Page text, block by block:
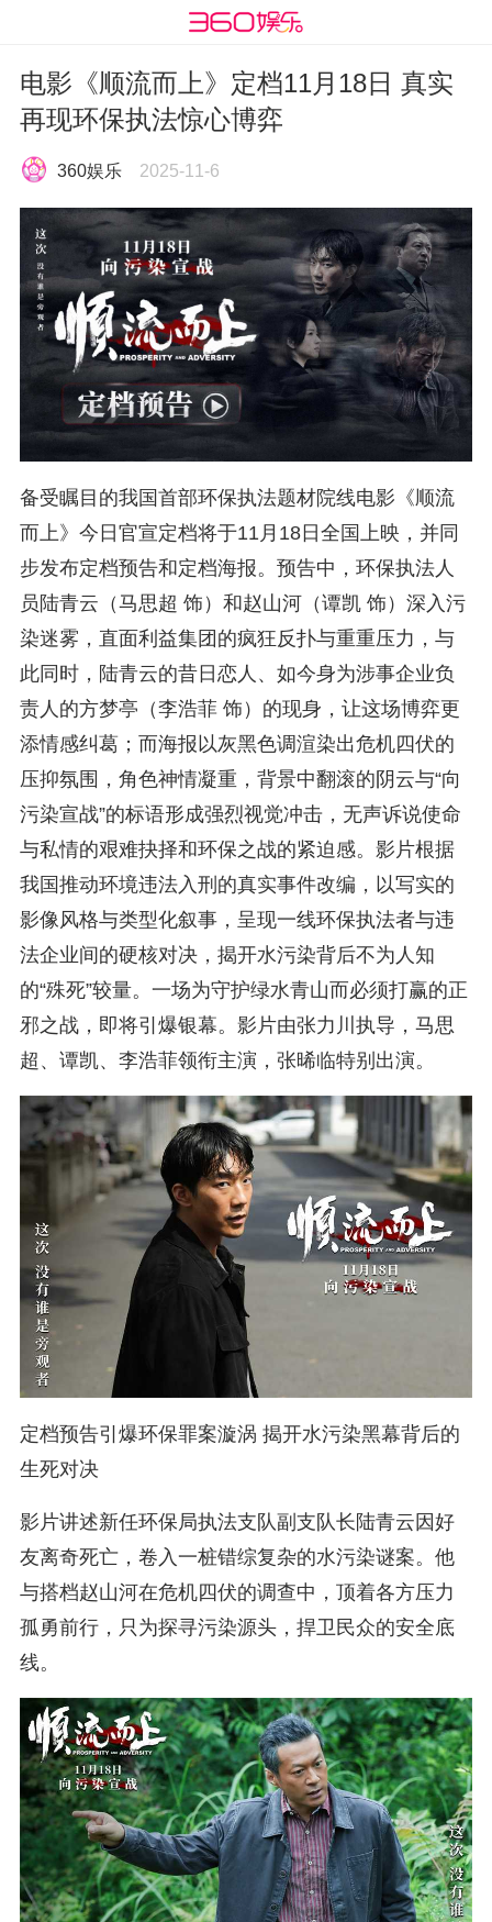
电影《顺流而上》定档11月18日 真实
再现环保执法惊心博弈
360娱乐 2025-11-6
备受瞩目的我国首部环保执法题材院线电影《顺流
而上》今日官宣定档将于11月18日全国上映，并同
步发布定档预告和定档海报。预告中，环保执法人
员陆青云（马思超 饰）和赵山河（谭凯 饰）深入污
染迷雾，直面利益集团的疯狂反扑与重重压力，与
此同时，陆青云的昔日恋人、如今身为涉事企业负
责人的方梦亭（李浩菲 饰）的现身，让这场博弈更
添情感纠葛；而海报以灰黑色调渲染出危机四伏的
压抑氛围，角色神情凝重，背景中翻滚的阴云与“向
污染宣战”的标语形成强烈视觉冲击，无声诉说使命
与私情的艰难抉择和环保之战的紧迫感。影片根据
我国推动环境违法入刑的真实事件改编，以写实的
影像风格与类型化叙事，呈现一线环保执法者与违
法企业间的硬核对决，揭开水污染背后不为人知
的“殊死”较量。一场为守护绿水青山而必须打赢的正
邪之战，即将引爆银幕。影片由张力川执导，马思
超、谭凯、李浩菲领衔主演，张晞临特别出演。
定档预告引爆环保罪案漩涡 揭开水污染黑幕背后的
生死对决
影片讲述新任环保局执法支队副支队长陆青云因好
友离奇死亡，卷入一桩错综复杂的水污染谜案。他
与搭档赵山河在危机四伏的调查中，顶着各方压力
孤勇前行，只为探寻污染源头，捍卫民众的安全底
线。